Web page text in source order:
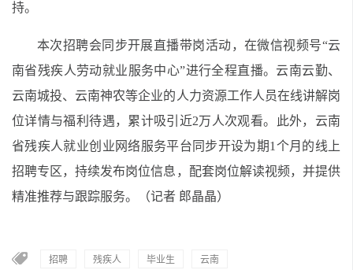
持。
本次招聘会同步开展直播带岗活动，在微信视频号“云
南省残疾人劳动就业服务中心”进行全程直播。云南云勤、
云南城投、云南神农等企业的人力资源工作人员在线讲解岗
位详情与福利待遇，累计吸引近2万人次观看。此外，云南
省残疾人就业创业网络服务平台同步开设为期1个月的线上
招聘专区，持续发布岗位信息，配套岗位解读视频，并提供
精准推荐与跟踪服务。（记者 郎晶晶）
招聘 残疾人 毕业生 云南